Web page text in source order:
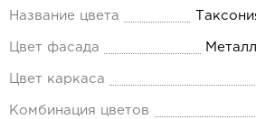
Название цвета
Цвет фасада
Цвет каркаса
Комбинация цветов